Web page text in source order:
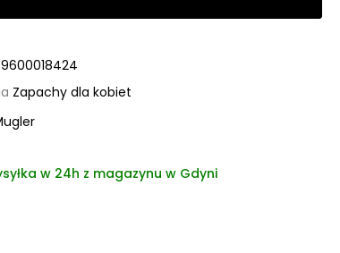
Zapachy dla kobiet
w 24h z magazynu w Gdyni